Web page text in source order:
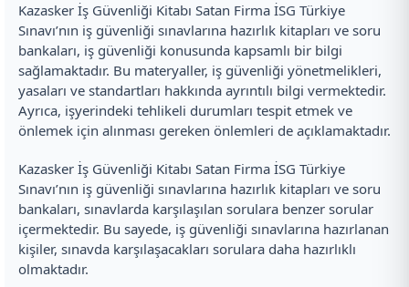
Kazasker İş Güvenliği Kitabı Satan Firma İSG Türkiye
Sınavı’nın iş güvenliği sınavlarına hazırlık kitapları ve soru
bankaları, iş güvenliği konusunda kapsamlı bir bilgi
sağlamaktadır. Bu materyaller, iş güvenliği yönetmelikleri,
yasaları ve standartları hakkında ayrıntılı bilgi vermektedir.
Ayrıca, işyerindeki tehlikeli durumları tespit etmek ve
önlemek için alınması gereken önlemleri de açıklamaktadır.
Kazasker İş Güvenliği Kitabı Satan Firma İSG Türkiye
Sınavı’nın iş güvenliği sınavlarına hazırlık kitapları ve soru
bankaları, sınavlarda karşılaşılan sorulara benzer sorular
içermektedir. Bu sayede, iş güvenliği sınavlarına hazırlanan
kişiler, sınavda karşılaşacakları sorulara daha hazırlıklı
olmaktadır.